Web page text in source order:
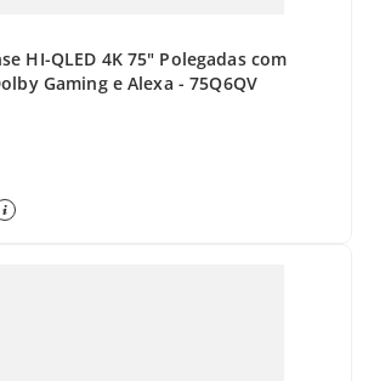
HI-QLED 4K 75" Polegadas com
Gaming e Alexa - 75Q6QV